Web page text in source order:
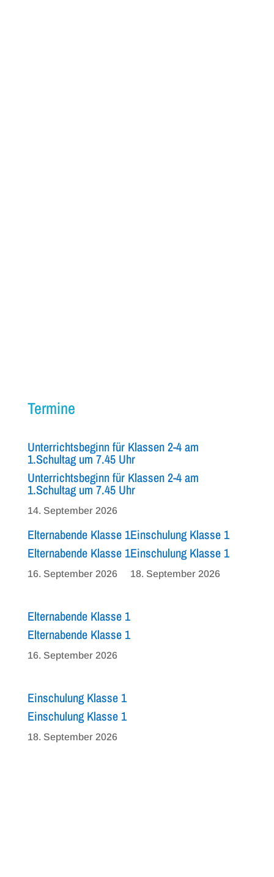
Termine
Unterrichtsbeginn für Klassen 2-4 am
1.Schultag um 7.45 Uhr
Unterrichtsbeginn für Klassen 2-4 am
1.Schultag um 7.45 Uhr
14. September 2026
Elternabende Klasse 1
Elternabende Klasse 1
16. September 2026
Einschulung Klasse 1
Einschulung Klasse 1
18. September 2026
Elternabende Klasse 1
Elternabende Klasse 1
16. September 2026
Einschulung Klasse 1
Einschulung Klasse 1
18. September 2026